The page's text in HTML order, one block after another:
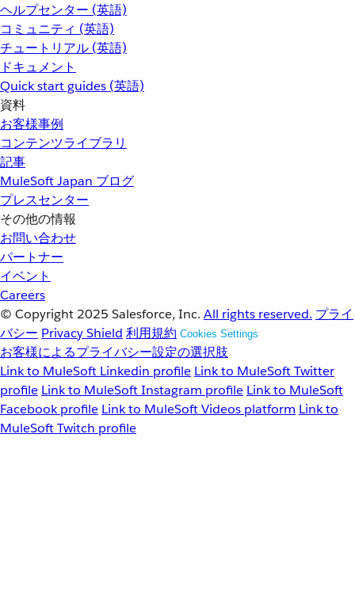
ヘルプセンター (英語)
コミュニティ (英語)
チュートリアル (英語)
ドキュメント
Quick start guides (英語)
資料
お客様事例
コンテンツライブラリ
記事
MuleSoft Japan ブログ
プレスセンター
その他の情報
お問い合わせ
パートナー
イベント
Careers
© Copyright 2025 Salesforce, Inc. All rights reserved. プライ
バシー Privacy Shield 利用規約 Cookies Settings
お客様によるプライバシー設定の選択肢
Link to MuleSoft Linkedin profile Link to MuleSoft Twitter
profile Link to MuleSoft Instagram profile Link to MuleSoft
Facebook profile Link to MuleSoft Videos platform Link to
MuleSoft Twitch profile